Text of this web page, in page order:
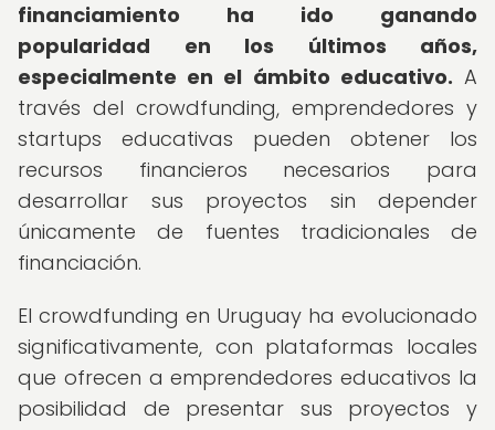
financiamiento ha ido ganando
popularidad en los últimos años,
especialmente en el ámbito educativo. A
través del crowdfunding, emprendedores y
startups educativas pueden obtener los
recursos financieros necesarios para
desarrollar sus proyectos sin depender
únicamente de fuentes tradicionales de
financiación.
El crowdfunding en Uruguay ha evolucionado
significativamente, con plataformas locales
que ofrecen a emprendedores educativos la
posibilidad de presentar sus proyectos y